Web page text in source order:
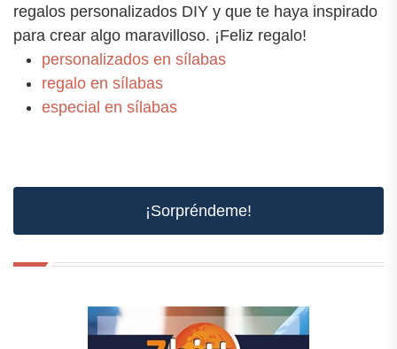
regalos personalizados DIY y que te haya inspirado
para crear algo maravilloso. ¡Feliz regalo!
personalizados en sílabas
regalo en sílabas
especial en sílabas
¡Sorpréndeme!